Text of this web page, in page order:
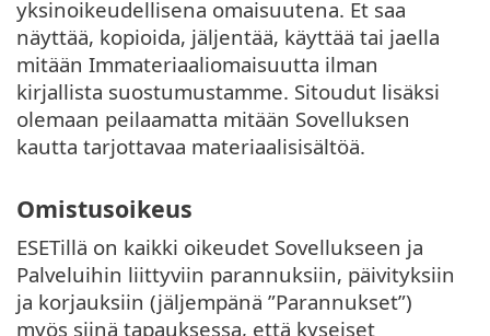
yksinoikeudellisena omaisuutena. Et saa
näyttää, kopioida, jäljentää, käyttää tai jaella
mitään Immateriaaliomaisuutta ilman
kirjallista suostumustamme. Sitoudut lisäksi
olemaan peilaamatta mitään Sovelluksen
kautta tarjottavaa materiaalisisältöä.
Omistusoikeus
ESETillä on kaikki oikeudet Sovellukseen ja
Palveluihin liittyviin parannuksiin, päivityksiin
ja korjauksiin (jäljempänä ”Parannukset”)
myös siinä tapauksessa, että kyseiset